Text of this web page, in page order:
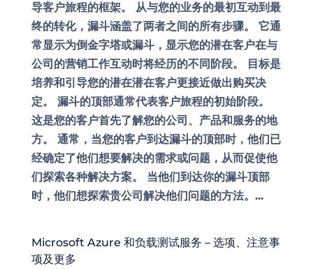
导客户旅程的框架。 从与您的业务的最初互动到最
终的转化，漏斗涵盖了两者之间的所有步骤。 它通
常显示为倒金字塔或漏斗，显示您的潜在客户在与
公司的营销工作互动时将经历的不同阶段。 目标是
培养和引导您的潜在潜在客户更接近做出购买决
定。 漏斗的顶部通常代表客户旅程的初始阶段。
这是您的客户首先了解您的公司、产品和服务的地
方。 通常，当您的客户到达漏斗的顶部时，他们已
经确定了他们想要解决的需求或问题，从而促使他
们探索各种解决方案。 当他们到达你的漏斗顶部
时，他们想探索贵公司解决他们问题的方法。...
Microsoft Azure 和负载测试服务 – 选项、注意事
项及更多